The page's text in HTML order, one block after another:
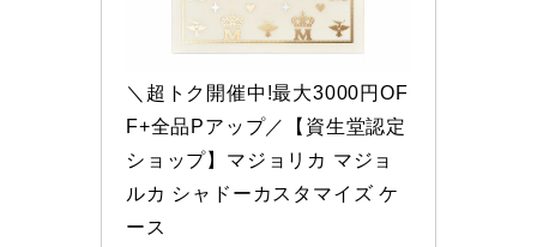
＼超トク開催中!最大3000円OF
F+全品Pアップ／【資生堂認定
ショップ】マジョリカ マジョ
ルカ シャドーカスタマイズ ケ
ース